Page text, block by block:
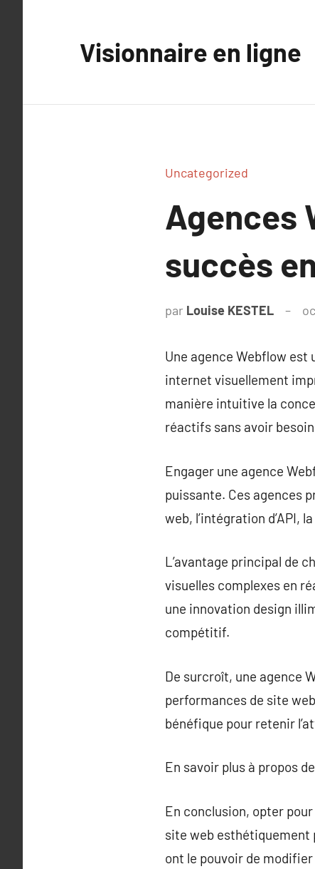
Visionnaire en ligne
Uncategorized
Agences
succès
par Louise KESTEL
Une agence Webflow
internet visuellement
manière intuitive la
réactifs sans avoir
Engager une agence
puissante. Ces agences
web, l’intégration d’API,
L’avantage principal de
visuelles complexes en
une innovation design
compétitif.
De surcroît, une agence
performances de site
bénéfique pour retenir
En savoir plus à propos de
En conclusion, opter
site web esthétiquement
ont le pouvoir de